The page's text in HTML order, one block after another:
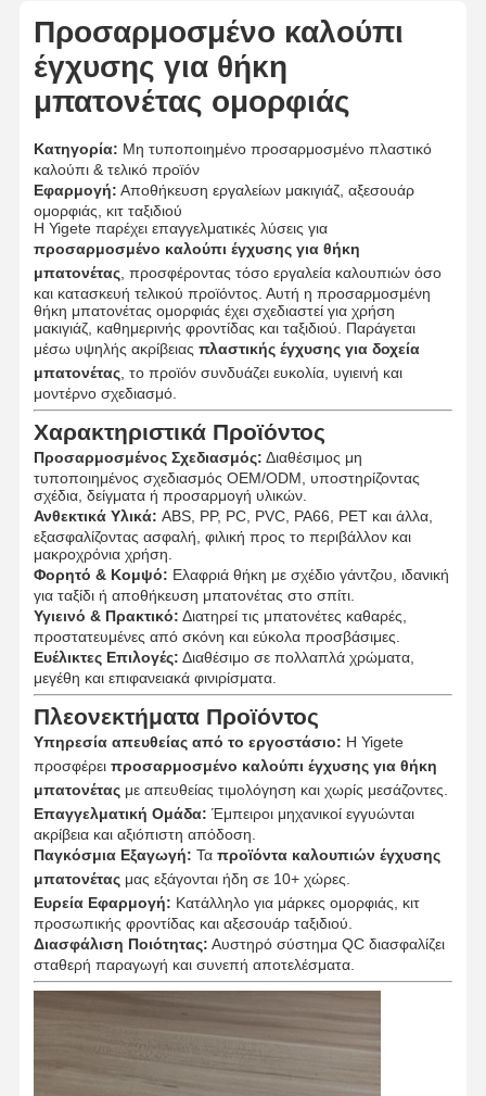
Προϊόντα
Σχετικά Με
Εμάς
Γύρος
Εργοστασίων
Προσαρμοσμένο καλούπι
έγχυσης για θήκη
μπατονέτας ομορφιάς
Κατηγορία: Μη τυποποιημένο προσαρμοσμένο πλαστικό
καλούπι & τελικό προϊόν
Εφαρμογή: Αποθήκευση εργαλείων μακιγιάζ, αξεσουάρ
ομορφιάς, κιτ ταξιδιού
Η Yigete παρέχει επαγγελματικές λύσεις για
προσαρμοσμένο καλούπι έγχυσης για θήκη
μπατονέτας, προσφέροντας τόσο εργαλεία καλουπιών όσο
και κατασκευή τελικού προϊόντος. Αυτή η προσαρμοσμένη
θήκη μπατονέτας ομορφιάς έχει σχεδιαστεί για χρήση
μακιγιάζ, καθημερινής φροντίδας και ταξιδιού. Παράγεται
μέσω υψηλής ακρίβειας πλαστικής έγχυσης για δοχεία
μπατονέτας, το προϊόν συνδυάζει ευκολία, υγιεινή και
μοντέρνο σχεδιασμό.
Χαρακτηριστικά Προϊόντος
Προσαρμοσμένος Σχεδιασμός: Διαθέσιμος μη
τυποποιημένος σχεδιασμός OEM/ODM, υποστηρίζοντας
σχέδια, δείγματα ή προσαρμογή υλικών.
Ανθεκτικά Υλικά: ABS, PP, PC, PVC, PA66, PET και άλλα,
εξασφαλίζοντας ασφαλή, φιλική προς το περιβάλλον και
μακροχρόνια χρήση.
Φορητό & Κομψό: Ελαφριά θήκη με σχέδιο γάντζου, ιδανική
για ταξίδι ή αποθήκευση μπατονέτας στο σπίτι.
Υγιεινό & Πρακτικό: Διατηρεί τις μπατονέτες καθαρές,
προστατευμένες από σκόνη και εύκολα προσβάσιμες.
Ευέλικτες Επιλογές: Διαθέσιμο σε πολλαπλά χρώματα,
μεγέθη και επιφανειακά φινιρίσματα.
Πλεονεκτήματα Προϊόντος
Υπηρεσία απευθείας από το εργοστάσιο: Η Yigete
προσφέρει προσαρμοσμένο καλούπι έγχυσης για θήκη
μπατονέταςμε απευθείας τιμολόγηση και χωρίς μεσάζοντες.
Επαγγελματική Ομάδα: Έμπειροι μηχανικοί εγγυώνται
ακρίβεια και αξιόπιστη απόδοση.
Παγκόσμια Εξαγωγή: Τα προϊόντα καλουπιών έγχυσης
μπατονέταςμας εξάγονται ήδη σε 10+ χώρες.
Ευρεία Εφαρμογή: Κατάλληλο για μάρκες ομορφιάς, κιτ
προσωπικής φροντίδας και αξεσουάρ ταξιδιού.
Διασφάλιση Ποιότητας: Αυστηρό σύστημα QC διασφαλίζει
σταθερή παραγωγή και συνεπή αποτελέσματα.